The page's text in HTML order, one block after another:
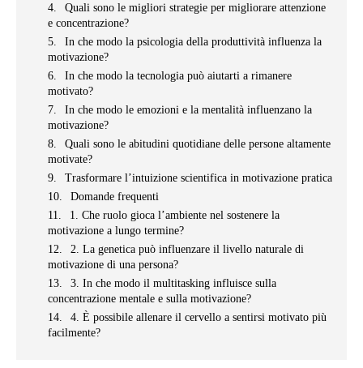
Quali sono le migliori strategie per migliorare attenzione
e concentrazione?
In che modo la psicologia della produttività influenza la
motivazione?
In che modo la tecnologia può aiutarti a rimanere
motivato?
In che modo le emozioni e la mentalità influenzano la
motivazione?
Quali sono le abitudini quotidiane delle persone altamente
motivate?
Trasformare l’intuizione scientifica in motivazione pratica
Domande frequenti
1. Che ruolo gioca l’ambiente nel sostenere la
motivazione a lungo termine?
2. La genetica può influenzare il livello naturale di
motivazione di una persona?
3. In che modo il multitasking influisce sulla
concentrazione mentale e sulla motivazione?
4. È possibile allenare il cervello a sentirsi motivato più
facilmente?